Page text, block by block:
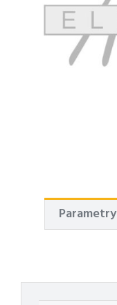
Parametry